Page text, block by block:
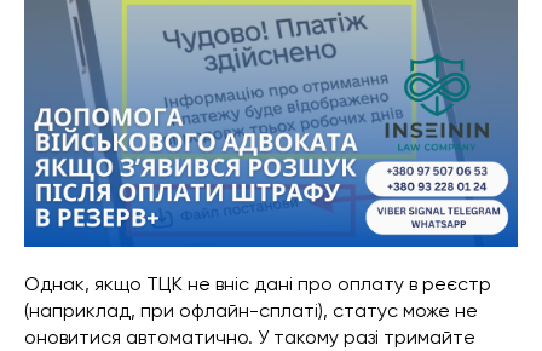
Однак, якщо ТЦК не вніс дані про оплату в реєстр
(наприклад, при офлайн-сплаті), статус може не
оновитися автоматично. У такому разі тримайте